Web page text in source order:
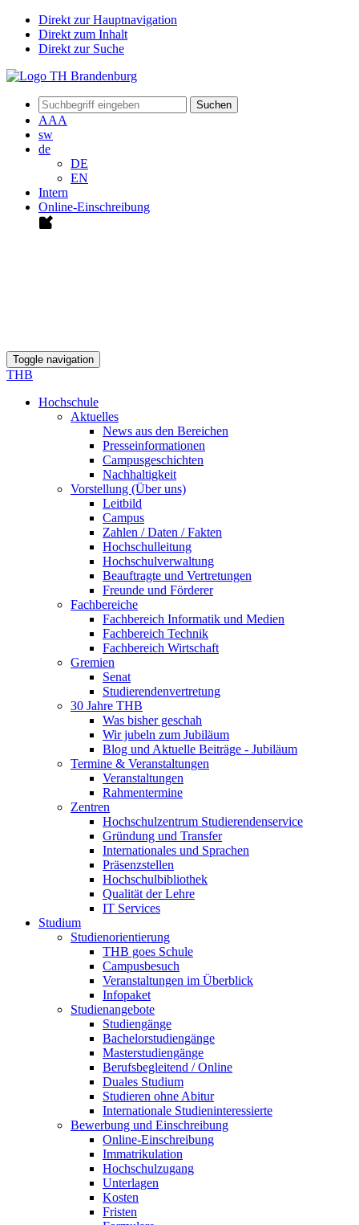
Direkt zur Hauptnavigation
Direkt zum Inhalt
Direkt zur Suche
Suchen
AAA
sw
de
DE
EN
Intern
Online-Einschreibung
Toggle navigation
THB
Hochschule
Aktuelles
News aus den Bereichen
Presseinformationen
Campusgeschichten
Nachhaltigkeit
Vorstellung (Über uns)
Leitbild
Campus
Zahlen / Daten / Fakten
Hochschulleitung
Hochschulverwaltung
Beauftragte und Vertretungen
Freunde und Förderer
Fachbereiche
Fachbereich Informatik und Medien
Fachbereich Technik
Fachbereich Wirtschaft
Gremien
Senat
Studierendenvertretung
30 Jahre THB
Was bisher geschah
Wir jubeln zum Jubiläum
Blog und Aktuelle Beiträge - Jubiläum
Termine & Veranstaltungen
Veranstaltungen
Rahmentermine
Zentren
Hochschulzentrum Studierendenservice
Gründung und Transfer
Internationales und Sprachen
Präsenzstellen
Hochschulbibliothek
Qualität der Lehre
IT Services
Studium
Studienorientierung
THB goes Schule
Campusbesuch
Veranstaltungen im Überblick
Infopaket
Studienangebote
Studiengänge
Bachelorstudiengänge
Masterstudiengänge
Berufsbegleitend / Online
Duales Studium
Studieren ohne Abitur
Internationale Studieninteressierte
Bewerbung und Einschreibung
Online-Einschreibung
Immatrikulation
Hochschulzugang
Unterlagen
Kosten
Fristen